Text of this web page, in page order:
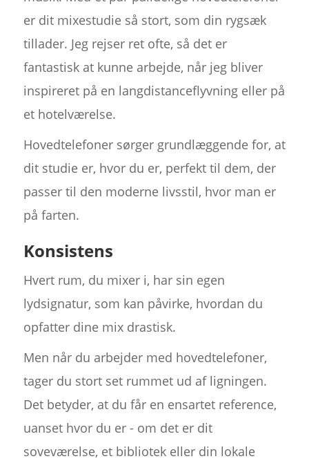
er dit mixestudie så stort, som din rygsæk
tillader. Jeg rejser ret ofte, så det er
fantastisk at kunne arbejde, når jeg bliver
inspireret på en langdistanceflyvning eller på
et hotelværelse.
Hovedtelefoner sørger grundlæggende for, at
dit studie er, hvor du er, perfekt til dem, der
passer til den moderne livsstil, hvor man er
på farten.
Konsistens
Hvert rum, du mixer i, har sin egen
lydsignatur, som kan påvirke, hvordan du
opfatter dine mix drastisk.
Men når du arbejder med hovedtelefoner,
tager du stort set rummet ud af ligningen.
Det betyder, at du får en ensartet reference,
uanset hvor du er - om det er dit
soveværelse, et bibliotek eller din lokale